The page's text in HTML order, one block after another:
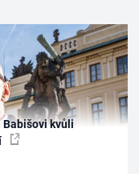
Babišovi kvůli